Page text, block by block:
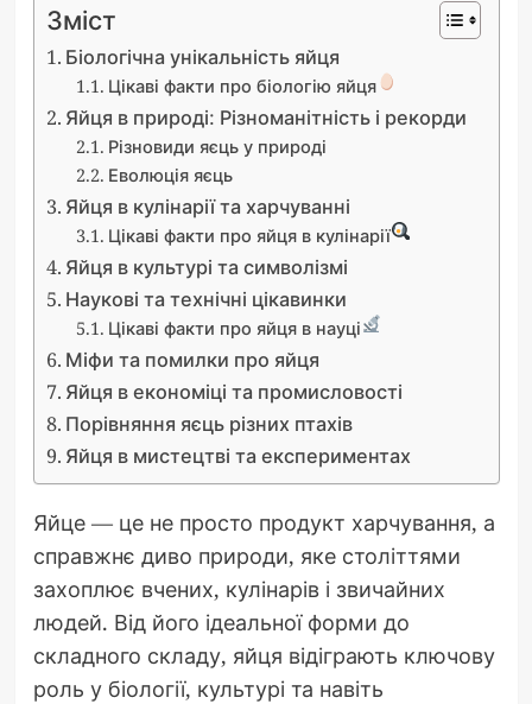
Зміст
Біологічна унікальність яйця
Цікаві факти про біологію яйця
Яйця в природі: Різноманітність і рекорди
Різновиди яєць у природі
Еволюція яєць
Яйця в кулінарії та харчуванні
Цікаві факти про яйця в кулінарії
Яйця в культурі та символізмі
Наукові та технічні цікавинки
Цікаві факти про яйця в науці
Міфи та помилки про яйця
Яйця в економіці та промисловості
Порівняння яєць різних птахів
Яйця в мистецтві та експериментах
Яйце — це не просто продукт харчування, а
справжнє диво природи, яке століттями
захоплює вчених, кулінарів і звичайних
людей. Від його ідеальної форми до
складного складу, яйця відіграють ключову
роль у біології, культурі та навіть